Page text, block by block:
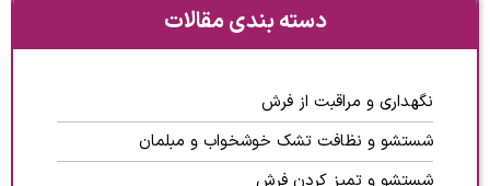
دسته بندی مقالات
نگهداری و مراقبت از فرش
شستشو و نظافت تشک خوشخواب و مبلمان